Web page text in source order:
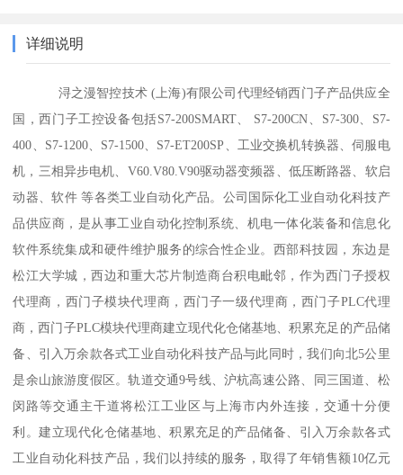
详细说明
浔之漫智控技术 (上海)有限公司代理经销西门子产品供应全
国，西门子工控设备包括S7-200SMART、 S7-200CN、S7-300、S7-
400、S7-1200、S7-1500、S7-ET200SP、工业交换机转换器、伺服电
机，三相异步电机、V60.V80.V90驱动器变频器、低压断路器、软启
动器、软件 等各类工业自动化产品。公司国际化工业自动化科技产
品供应商，是从事工业自动化控制系统、机电一体化装备和信息化
软件系统集成和硬件维护服务的综合性企业。西部科技园，东边是
松江大学城，西边和重大芯片制造商台积电毗邻，作为西门子授权
代理商，西门子模块代理商，西门子一级代理商，西门子PLC代理
商，西门子PLC模块代理商建立现代化仓储基地、积累充足的产品储
备、引入万余款各式工业自动化科技产品与此同时，我们向北5公里
是余山旅游度假区。轨道交通9号线、沪杭高速公路、同三国道、松
闵路等交通主干道将松江工业区与上海市内外连接，交通十分便
利。建立现代化仓储基地、积累充足的产品储备、引入万余款各式
工业自动化科技产品，我们以持续的服务，取得了年销售额10亿元